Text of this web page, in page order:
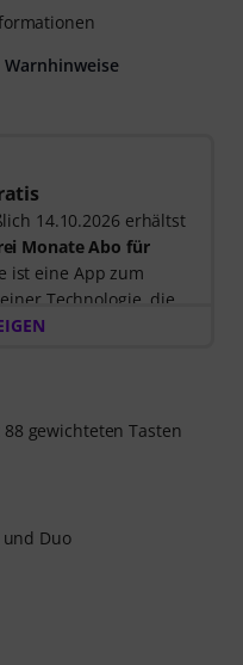
14.10.2026 erhältst
Monate Abo für
ist eine App zum
Technologie, die
die von
E-Mail zugesendet.
automatisch. Keine
gewichteten Tasten
Duo